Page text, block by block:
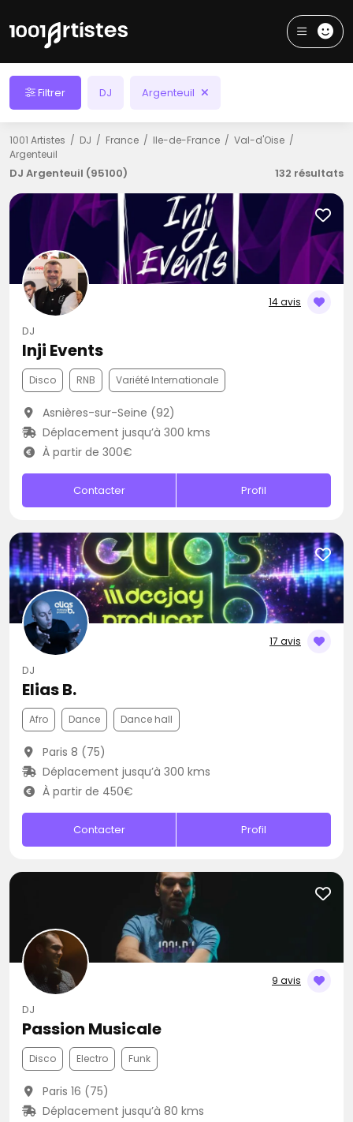
Filtrer DJ Argenteuil
1001 Artistes DJ France Ile-de-France
Val-d'Oise
Argenteuil
DJ Argenteuil (95100) 132 résultats
14 avis
DJ
Inji Events
Disco RNB Variété Internationale
Asnières-sur-Seine (92)
Déplacement jusqu’à 300 kms
À partir de 300€
Contacter Profil
17 avis
DJ
Elias B.
Afro Dance Dance hall
Paris 8 (75)
Déplacement jusqu’à 300 kms
À partir de 450€
Contacter Profil
9 avis
DJ
Passion Musicale
Disco Electro Funk
Paris 16 (75)
Déplacement jusqu’à 80 kms